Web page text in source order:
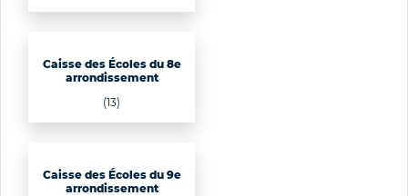
Caisse des Écoles du 8e
arrondissement
(13)
Caisse des Écoles du 9e
arrondissement